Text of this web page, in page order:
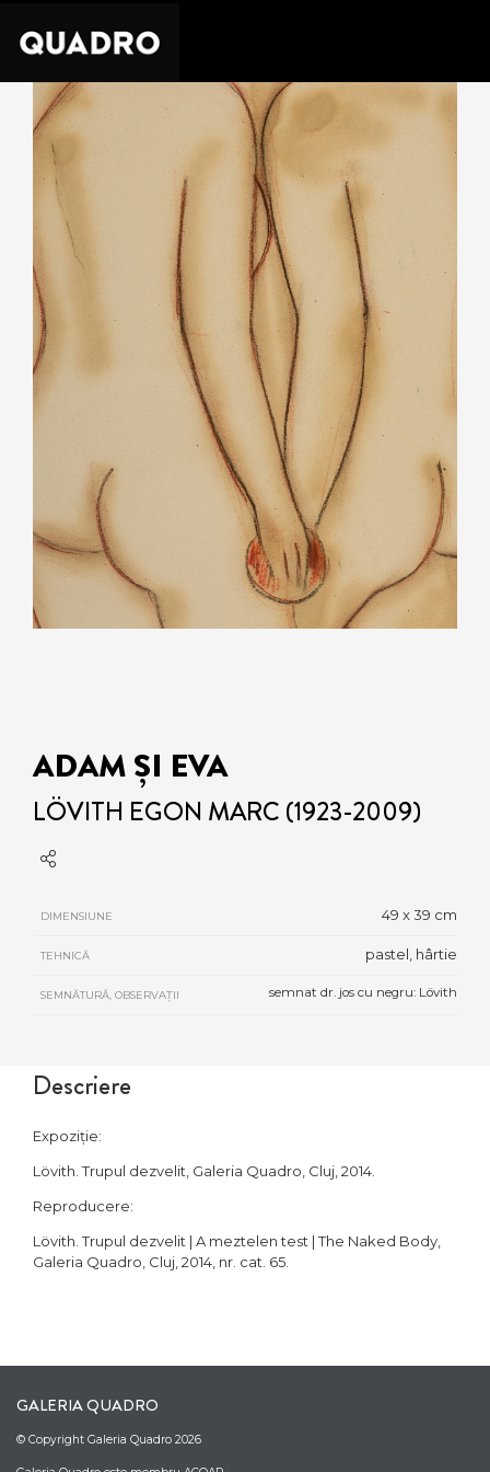
ADAM ȘI EVA
LÖVITH EGON MARC (1923-2009)
DIMENSIUNE 49 x 39 cm
TEHNICĂ pastel, hârtie
SEMNĂTURĂ, OBSERVAȚII semnat dr. jos cu negru: Lövith
Descriere
Expoziție:
Lövith. Trupul dezvelit, Galeria Quadro, Cluj, 2014.
Reproducere:
Lövith. Trupul dezvelit | A meztelen test | The Naked Body,
Galeria Quadro, Cluj, 2014, nr. cat. 65.
GALERIA QUADRO
© Copyright Galeria Quadro 2026